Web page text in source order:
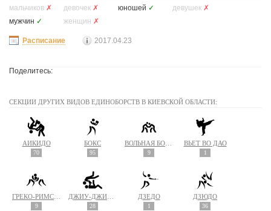
мальчиков ✗ девочек ✗ юношей ✓ девушек ✗
мужчин ✓ женщин ✗
Расписание 2017.04.23
Поделитесь:
СЕКЦИИ ДРУГИХ ВИДОВ ЕДИНОБОРСТВ В КИЕВСКОЙ ОБЛАСТИ:
АЙКИДО
70
БОКС
95 9
ВЬЕТ ВО ДАО
1
9 28
ДЗЁДО
1
ДЗЮДО
36